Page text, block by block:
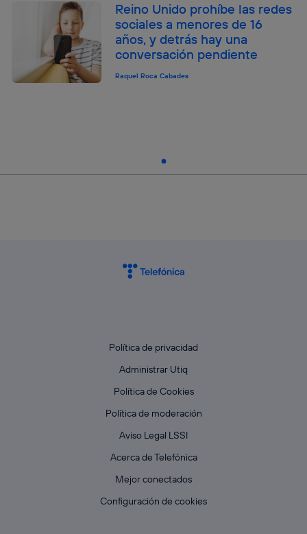
Reino Unido prohíbe las redes
sociales a menores de 16
años, y detrás hay una
conversación pendiente
Raquel Roca Cabades
Política de privacidad
Administrar Utiq
Política de Cookies
Política de moderación
Aviso Legal LSSI
Acerca de Telefónica
Mejor conectados
Configuración de cookies